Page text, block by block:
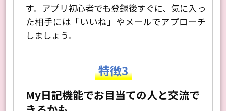
シンプルな操作性で誰でも簡単に使える設計で
す。アプリ初心者でも登録後すぐに、気に入っ
た相手には「いいね」やメールでアプローチ
特徴3
My日記機能でお目当ての人と交流で